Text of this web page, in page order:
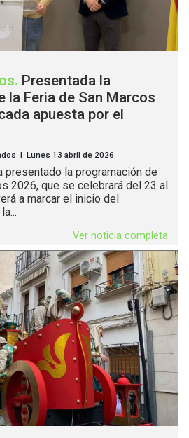
. Presentada la
la Feria de San Marcos
apuesta por el
| Lunes 13 abril de 2026
presentado la programación de
2026, que se celebrará del 23 al
a marcar el inicio del
Ver noticia completa